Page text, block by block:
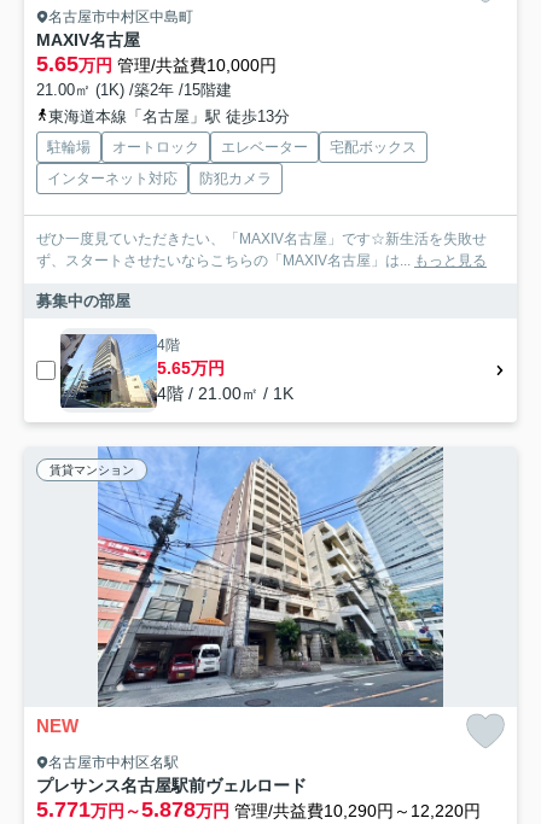
名古屋市中村区中島町
MAXIV名古屋
5.65万円 管理/共益費10,000円
21.00㎡ (1K) /築2年 /15階建
東海道本線「名古屋」駅 徒歩13分
駐輪場 オートロック エレベーター
宅配ボックス
インターネット対応
防犯カメラ
ぜひ一度見ていただきたい、「MAXIV名古屋」です☆新生活を失敗せ
ず、スタートさせたいならこちらの「MAXIV名古屋」は... もっと見る
募集中の部屋
4階
5.65万円
4階 / 21.00㎡ / 1K
賃貸マンション
NEW
名古屋市中村区名駅
プレサンス名古屋駅前ヴェルロード
5.771万円～5.878万円 管理/共益費10,290円～12,220円